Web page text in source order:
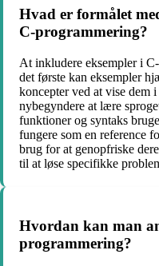
Hvad er formålet
C-programmering?
At inkludere eksempler i
det første kan eksempler
koncepter ved at vise dem
nybegyndere at lære
funktioner og syntaks
fungere som en reference
brug for at genopfriske
til at løse specifikke
Hvordan kan man
programmering?